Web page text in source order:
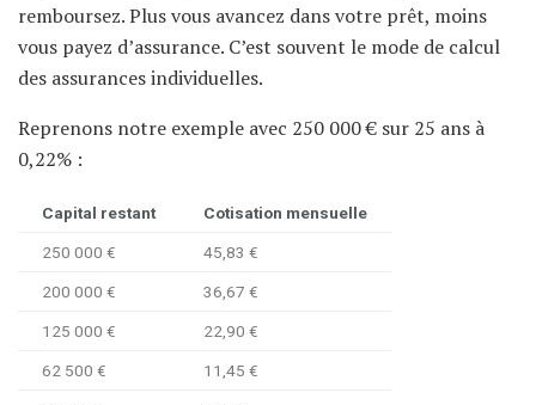
remboursez. Plus vous avancez dans votre prêt, moins
vous payez d’assurance. C’est souvent le mode de calcul
des assurances individuelles.
Reprenons notre exemple avec 250 000 € sur 25 ans à
0,22% :
Capital restant Cotisation mensuelle
250 000 € 45,83 €
200 000 € 36,67 €
125 000 € 22,90 €
62 500 € 11,45 €